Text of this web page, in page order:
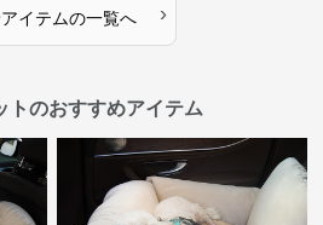
イテムの一覧へ ›
トのおすすめアイテム